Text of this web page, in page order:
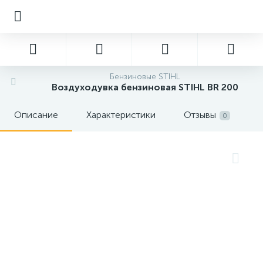
Бензиновые STIHL
Воздуходувка бензиновая STIHL BR 200
Описание Характеристики Отзывы 0